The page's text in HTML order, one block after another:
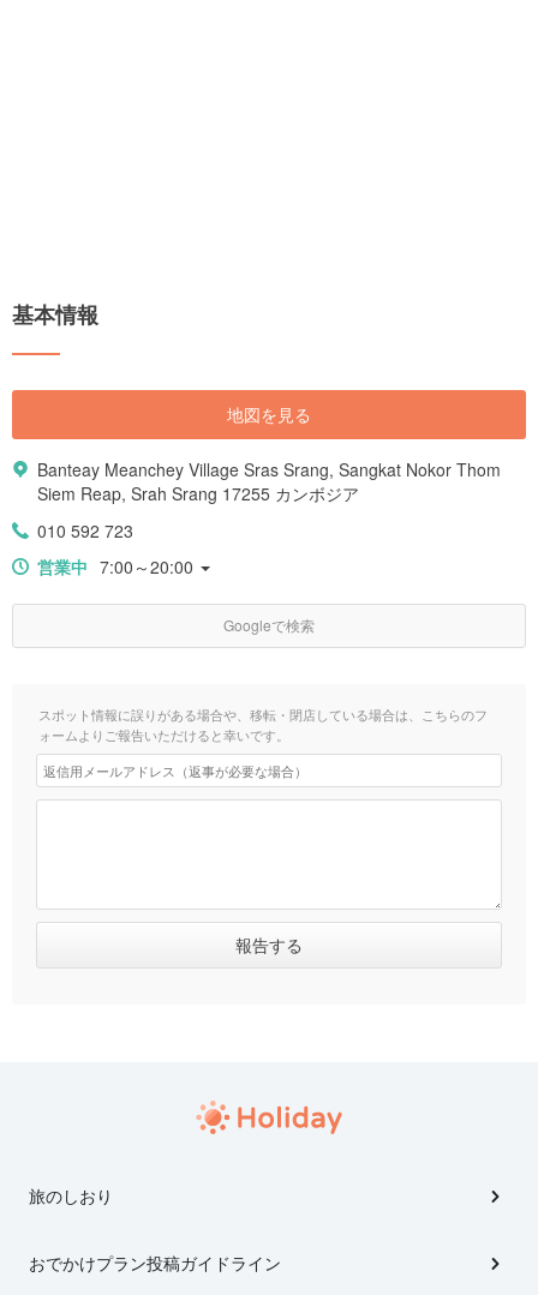
基本情報
地図を見る
Banteay Meanchey Village Sras Srang, Sangkat Nokor Thom
Siem Reap, Srah Srang 17255 カンボジア
010 592 723
営業中 7:00～20:00
Googleで検索
スポット情報に誤りがある場合や、移転・閉店している場合は、こちらのフ
ォームよりご報告いただけると幸いです。
旅のしおり
おでかけプラン投稿ガイドライン